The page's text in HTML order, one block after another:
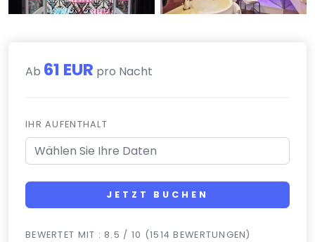
Ab 61 EUR pro Nacht
IHR AUFENTHALT
JETZT BUCHEN
BEWERTET MIT : 8.5 / 10 (1514 BEWERTUNGEN)